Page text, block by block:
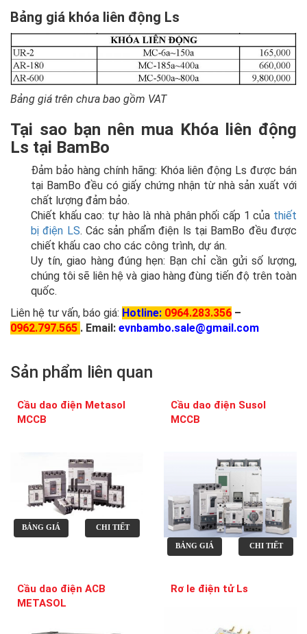
Bảng giá khóa liên động Ls
Bảng giá trên chưa bao gồm VAT
Tại sao bạn nên mua Khóa liên động
Ls tại BamBo
Đảm bảo hàng chính hãng: Khóa liên động Ls được bán
tại BamBo đều có giấy chứng nhận từ nhà sản xuất với
chất lượng đảm bảo.
Chiết khấu cao: tự hào là nhà phân phối cấp 1 của thiết
bị điện LS. Các sản phẩm điện ls tại BamBo đều được
chiết khấu cao cho các công trình, dự án.
Uy tín, giao hàng đúng hẹn: Bạn chỉ cần gửi số lượng,
chúng tôi sẽ liên hệ và giao hàng đùng tiến độ trên toàn
quốc.
Liên hệ tư vấn, báo giá: Hotline: 0964.283.356 –
0962.797.565 . Email: evnbambo.sale@gmail.com
Sản phẩm liên quan
Cầu dao điện Metasol
MCCB
BẢNG GIÁ CHI TIẾT
Cầu dao điện Susol
MCCB
BẢNG GIÁ CHI TIẾT
Cầu dao điện ACB
METASOL
Rơ le điện tử Ls